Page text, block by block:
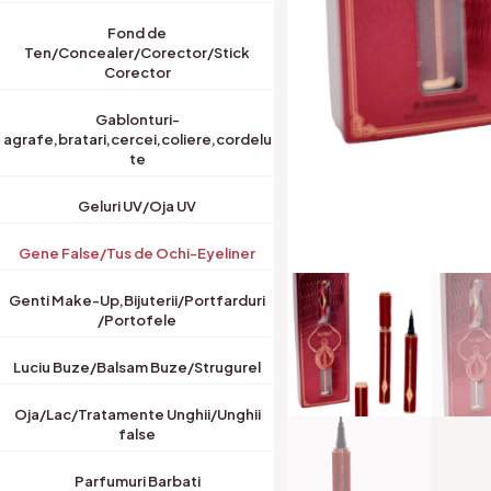
Fond de
Ten/Concealer/Corector/Stick
Corector
Gablonturi-
agrafe,bratari,cercei,coliere,cordelu
te
Geluri UV/Oja UV
Gene False/Tus de Ochi-Eyeliner
Genti Make-Up,Bijuterii/Portfarduri
/Portofele
Luciu Buze/Balsam Buze/Strugurel
Oja/Lac/Tratamente Unghii/Unghii
false
Parfumuri Barbati